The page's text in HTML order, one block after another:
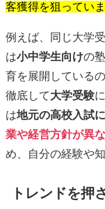
客獲得を狙っていま
例えば、同じ大学
は小中学生向けの
育を展開している
徹底して大学受験
は地元の高校入試
業や経営方針が異
め、自分の経験や
トレンドを押